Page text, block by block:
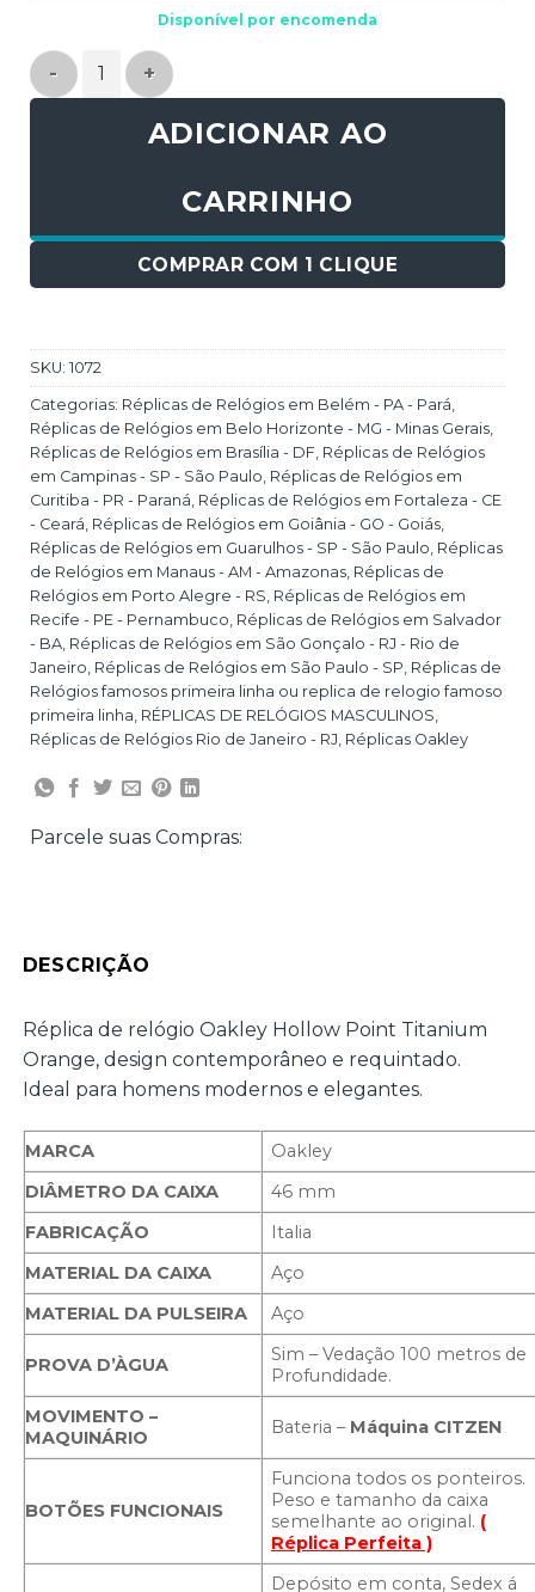
Disponível por encomenda
Réplica de Relógio Oakley Hollow Point Titanium
ADICIONAR AO
CARRINHO
COMPRAR COM 1 CLIQUE
SKU: 1072
Categorias: Réplicas de Relógios em Belém - PA - Pará
Réplicas de Relógios em Belo Horizonte - MG - Minas Gerais
Réplicas de Relógios em Brasília - DF Réplicas de Relógios
em Campinas - SP - São Paulo Réplicas de Relógios em
Curitiba - PR - Paraná Réplicas de Relógios em Fortaleza - CE
- Ceará Réplicas de Relógios em Goiânia - GO - Goiás
Réplicas de Relógios em Guarulhos - SP - São Paulo Réplicas
de Relógios em Manaus - AM - Amazonas Réplicas de
Relógios em Porto Alegre - RS Réplicas de Relógios em
Recife - PE - Pernambuco Réplicas de Relógios em Salvador
- BA Réplicas de Relógios em São Gonçalo - RJ - Rio de
Janeiro Réplicas de Relógios em São Paulo - SP Réplicas de
Relógios famosos primeira linha ou replica de relogio famoso
primeira linha RÉPLICAS DE RELÓGIOS MASCULINOS
Réplicas de Relógios Rio de Janeiro - RJ Réplicas Oakley
Parcele suas Compras:
DESCRIÇÃO
Réplica de relógio Oakley Hollow Point Titanium
Orange, design contemporâneo e requintado.
Ideal para homens modernos e elegantes.
MARCA
Oakley
DIÂMETRO DA CAIXA
46 mm
FABRICAÇÃO
Italia
MATERIAL DA CAIXA
Aço
MATERIAL DA PULSEIRA
Aço
PROVA D’ÀGUA
Sim – Vedação 100 metros de
Profundidade.
MOVIMENTO –
MAQUINÁRIO
Bateria – Máquina CITZEN
BOTÕES FUNCIONAIS
Funciona todos os ponteiros.
Peso e tamanho da caixa
semelhante ao original. (
Réplica Perfeita )
Depósito em conta, Sedex á